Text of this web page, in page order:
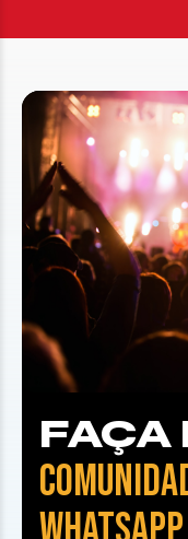
FAÇA